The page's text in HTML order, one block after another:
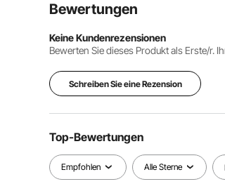
Bewertungen
Keine Kundenrezensionen
Bewerten Sie dieses Produkt als Erste/r.
Schreiben Sie eine Rezension
Top-Bewertungen
Empfohlen Alle Sterne